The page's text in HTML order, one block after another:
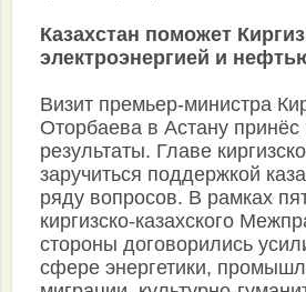
Казахстан поможет
электроэнергией и
Визит премьер-министра
Оторбаева в Астану
результаты. Главе
заручиться поддержкой
ряду вопросов. В рамках
киргизско-казахского
стороны договорились
сфере энергетики,